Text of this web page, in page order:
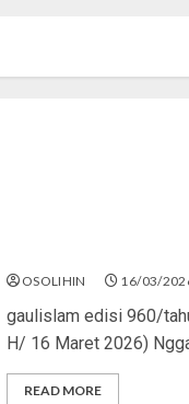
OSOLIHIN 16/03/
gaulislam edisi 960/
H/ 16 Maret 2026)
READ MORE